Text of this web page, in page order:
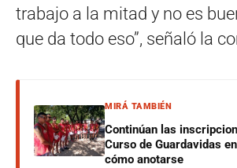
trabajo a la mitad y no es
que da todo eso”, señaló la
MIRÁ TAMBIÉN
Continúan las
Curso de Guardavidas
cómo anotarse